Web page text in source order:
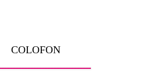
COLOFON